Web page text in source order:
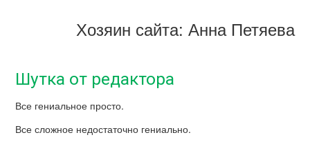
Хозяин сайта: Анна Петяева
Шутка от редактора
Все гениальное просто.
Все сложное недостаточно гениально.